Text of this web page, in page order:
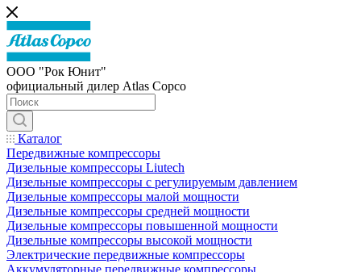
ООО "Рок Юнит"
официальный дилер Atlas Copco
Каталог
Передвижные компрессоры
Дизельные компрессоры Liutech
Дизельные компрессоры с регулируемым давлением
Дизельные компрессоры малой мощности
Дизельные компрессоры средней мощности
Дизельные компрессоры повышенной мощности
Дизельные компрессоры высокой мощности
Электрические передвижные компрессоры
Аккумуляторные передвижные компрессоры